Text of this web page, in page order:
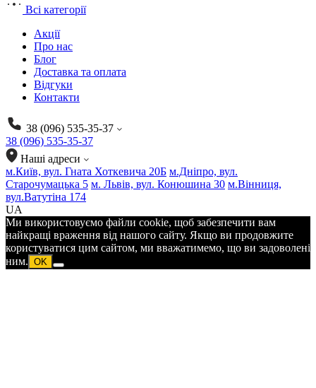
Всі категорії
Акції
Про нас
Блог
Доставка та оплата
Відгуки
Контакти
38 (096) 535-35-37
38 (096) 535-35-37
Наші адреси
м.Київ, вул. Гната Хоткевича 20Б м.Дніпро, вул.
Старочумацька 5 м. Львів, вул. Конюшина 30 м.Вінниця,
вул.Ватутіна 174
UA
Ми використовуємо файли cookie, щоб забезпечити вам
найкращі враження від нашого сайту. Якщо ви продовжите
користуватися цим сайтом, ми вважатимемо, що ви задоволені
ним. OK